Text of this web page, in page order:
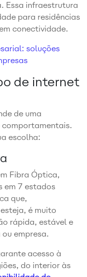
Essa infraestrutura
para residências
conectividade.
soluções
de internet
de uma
escolha:
Fibra Óptica,
em 7 estados
que,
é muito
rápida, estável e
empresa.
acesso à
do interior às